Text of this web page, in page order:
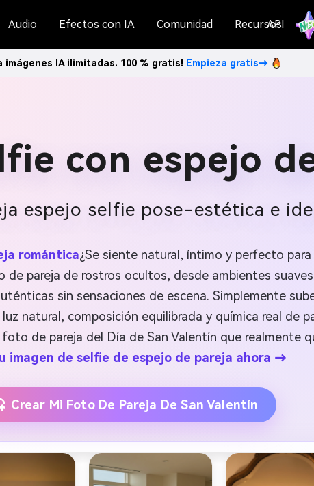
Audio Efectos con IA Comunidad Recursos
API
imágenes IA ilimitadas. 100 % gratis! Empieza gratis→
con espejo
espejo selfie pose-estética e
romántica¿Se siente natural, íntimo y perfecto
de pareja de rostros ocultos, desde ambientes
sin sensaciones de escena. Simplemente
natural, composición equilibrada y química real de
de pareja del Día de San Valentín que realmente
imagen de selfie de espejo de pareja ahora →
Crear Mi Foto De Pareja De San Valentín